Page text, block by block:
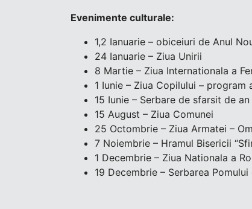
Evenimente culturale:
1,2 Ianuarie – obiceiuri de Anul
24 Ianuarie – Ziua Unirii
8 Martie – Ziua Internationala a
1 Iunie – Ziua Copilului –
15 Iunie – Serbare de sfarsit de
15 August – Ziua Comunei
25 Octombrie – Ziua Armatei –
7 Noiembrie – Hramul Bisericii
1 Decembrie – Ziua Nationala a
19 Decembrie – Serbarea